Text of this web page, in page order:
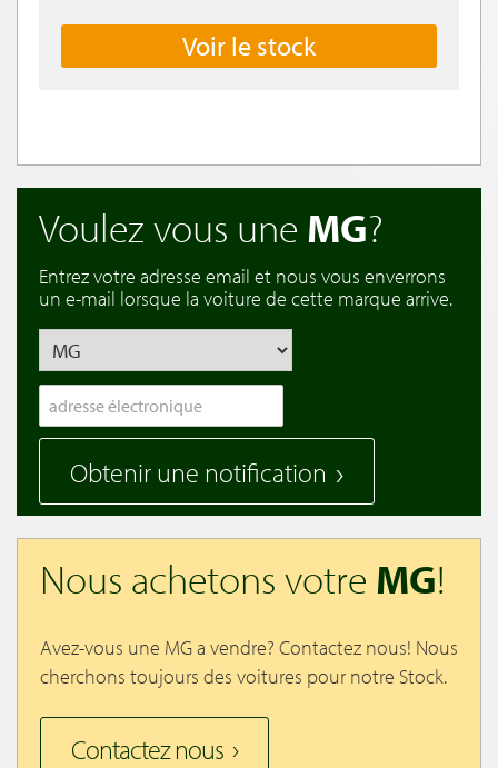
Voir le stock
Voulez vous une MG?
Entrez votre adresse email et nous vous enverrons
un e-mail lorsque la voiture de cette marque arrive.
Obtenir une notification
Nous achetons votre MG!
Avez-vous une MG a vendre? Contactez nous! Nous
cherchons toujours des voitures pour notre Stock.
Contactez nous